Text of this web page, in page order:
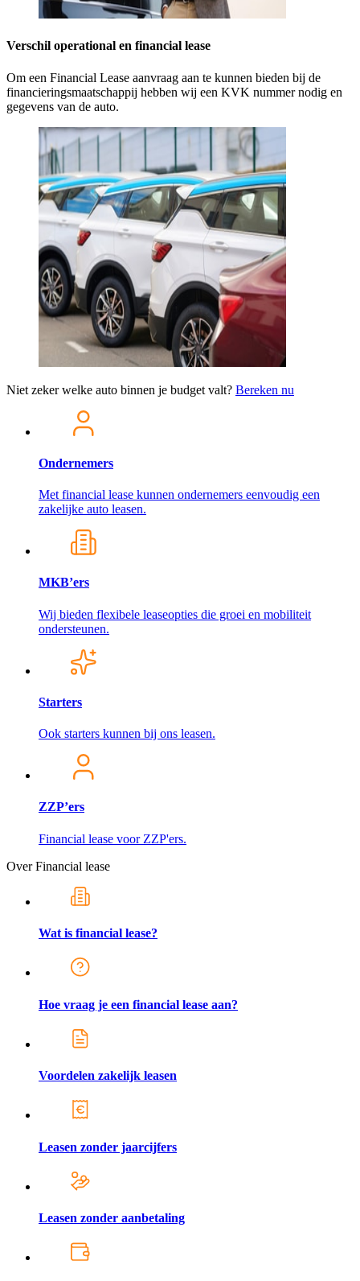
Verschil operational en financial lease
Om een Financial Lease aanvraag aan te kunnen bieden bij de
financieringsmaatschappij hebben wij een KVK nummer nodig en
gegevens van de auto.
Niet zeker welke auto binnen je budget valt? Bereken nu
Ondernemers
Met financial lease kunnen ondernemers eenvoudig een
zakelijke auto leasen.
MKB’ers
Wij bieden flexibele leaseopties die groei en mobiliteit
ondersteunen.
Starters
Ook starters kunnen bij ons leasen.
ZZP’ers
Financial lease voor ZZP'ers.
Over Financial lease
Wat is financial lease?
Hoe vraag je een financial lease aan?
Voordelen zakelijk leasen
Leasen zonder jaarcijfers
Leasen zonder aanbetaling